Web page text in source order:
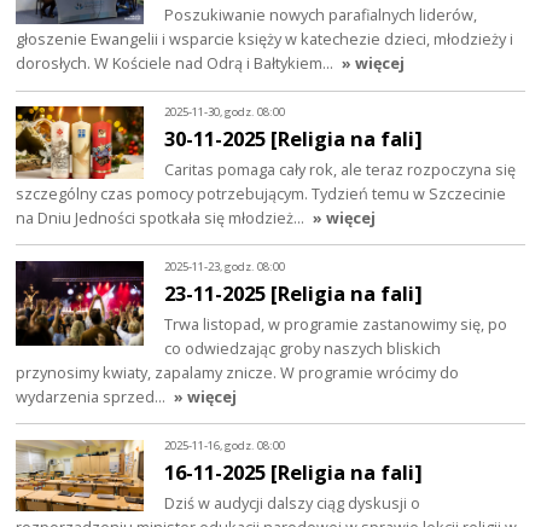
Poszukiwanie nowych parafialnych liderów,
głoszenie Ewangelii i wsparcie księży w katechezie dzieci, młodzieży i
dorosłych. W Kościele nad Odrą i Bałtykiem… » więcej
2025-11-30, godz. 08:00
30-11-2025 [Religia na fali]
Caritas pomaga cały rok, ale teraz rozpoczyna się
szczególny czas pomocy potrzebującym. Tydzień temu w Szczecinie
na Dniu Jedności spotkała się młodzież… » więcej
2025-11-23, godz. 08:00
23-11-2025 [Religia na fali]
Trwa listopad, w programie zastanowimy się, po
co odwiedzając groby naszych bliskich
przynosimy kwiaty, zapalamy znicze. W programie wrócimy do
wydarzenia sprzed… » więcej
2025-11-16, godz. 08:00
16-11-2025 [Religia na fali]
Dziś w audycji dalszy ciąg dyskusji o